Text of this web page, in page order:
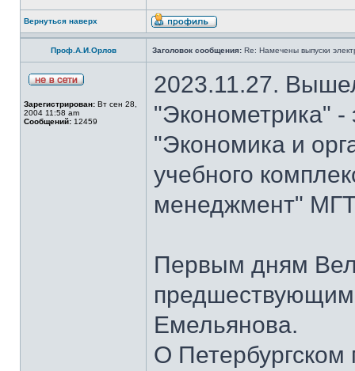
Вернуться наверх
Проф.А.И.Орлов Заголовок сообщения: Re: Намечены выпуски
Зарегистрирован: Вт сен 28,
2004 11:58 am
Сообщений: 12459
2023.11.27.
"Эконометрика" -
"Экономика и
учебного
менеджмент"
Первым дням
Емельянова.
О